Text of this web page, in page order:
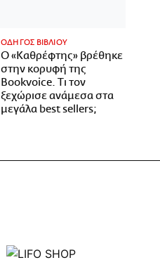
ΟΔΗΓΟΣ ΒΙΒΛΙΟΥ
Ο «Καθρέφτης» βρέθηκε
στην κορυφή της
Bookvoice. Τι τον
ξεχώρισε ανάμεσα στα
μεγάλα best sellers;